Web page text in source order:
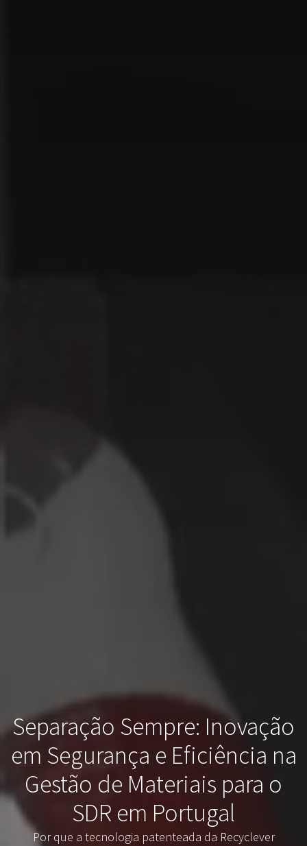
Separação Sempre: Inovação
em Segurança e Eficiência na
Gestão de Materiais para o
SDR em Portugal
Por que a tecnologia patenteada da Recyclever